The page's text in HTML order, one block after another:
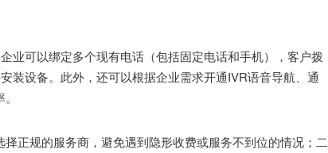
可以绑定多个现有电话（包括固定电话和手机），客户拨
装设备。此外，还可以根据企业需求开通IVR语音导航、通
规的服务商，避免遇到隐形收费或服务不到位的情况；二